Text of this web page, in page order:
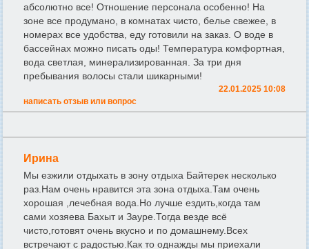
абсолютно все! Отношение персонала особенно! На
зоне все продумано, в комнатах чисто, белье свежее, в
номерах все удобства, еду готовили на заказ. О воде в
бассейнах можно писать оды! Температура комфортная,
вода светлая, минерализированная. За три дня
пребывания волосы стали шикарными!
22.01.2025 10:08
написать отзыв или вопрос
Ирина
Мы езжили отдыхать в зону отдыха Байтерек несколько
раз.Нам очень нравится эта зона отдыха.Там очень
хорошая ,лечебная вода.Но лучше ездить,когда там
сами хозяева Бахыт и Зауре.Тогда везде всё
чисто,готовят очень вкусно и по домашнему.Всех
встречают с радостью.Как то однажды мы приехали